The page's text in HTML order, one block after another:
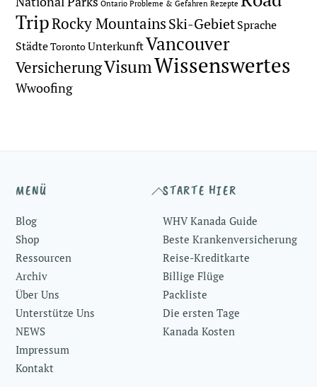
Ontario Probleme & Gefahren Rezepte
TripRocky MountainsSki-GebietSprache
StädteTorontoUnterkunftVancouver
VersicherungVisumWissenswertes
Wwoofing
Back
Top
MENÜ
Blog
Shop
Ressourcen
Archiv
Über Uns
Unterstütze Uns
NEWS
Impressum
Kontakt
STARTE HIER
WHV Kanada Guide
Beste Krankenversicherung
Reise-Kreditkarte
Billige Flüge
Packliste
Die ersten Tage
Kanada Kosten